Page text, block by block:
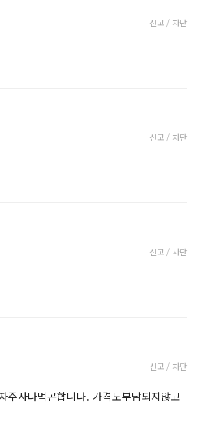
신고 / 차단
신고 / 차단
신고 / 차단
신고 / 차단
주사다먹곤합니다. 가격도부담되지않고